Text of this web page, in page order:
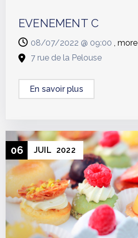
EVENEMENT C
08/07/2022 @ 09:00 , more
7 rue de la Pelouse
En savoir plus
06 JUIL 2022